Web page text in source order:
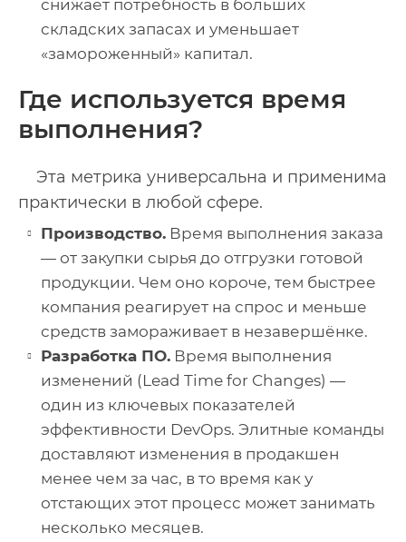
снижает потребность в больших
складских запасах и уменьшает
«замороженный» капитал.
Где используется время
выполнения?
Эта метрика универсальна и применима
практически в любой сфере.
Производство. Время выполнения заказа
— от закупки сырья до отгрузки готовой
продукции. Чем оно короче, тем быстрее
компания реагирует на спрос и меньше
средств замораживает в незавершёнке.
Разработка ПО. Время выполнения
изменений (Lead Time for Changes) —
один из ключевых показателей
эффективности DevOps. Элитные команды
доставляют изменения в продакшен
менее чем за час, в то время как у
отстающих этот процесс может занимать
несколько месяцев.